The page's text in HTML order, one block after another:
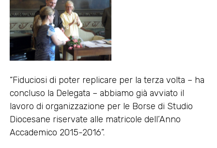
“Fiduciosi di poter replicare per la terza volta – ha
concluso la Delegata – abbiamo già avviato il
lavoro di organizzazione per le Borse di Studio
Diocesane riservate alle matricole dell’Anno
Accademico 2015-2016”.